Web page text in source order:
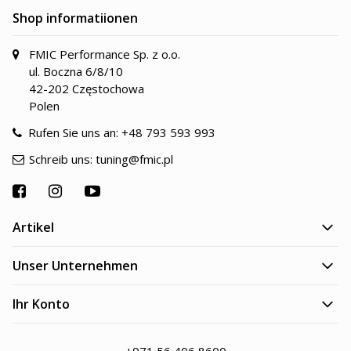
Shop informatiionen
FMIC Performance Sp. z o.o.
ul. Boczna 6/8/10
42-202 Częstochowa
Polen
Rufen Sie uns an: +48 793 593 993
Schreib uns: tuning@fmic.pl
Artikel
Unser Unternehmen
Ihr Konto